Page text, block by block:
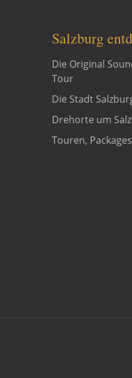
Salzburg
Die Original
Tour
Die Stadt
Drehorte um
Touren,